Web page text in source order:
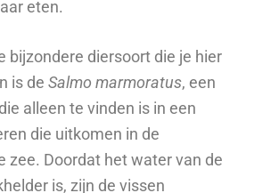
eten.
bijzondere diersoort die je hier
is deSalmo marmoratus, een
alleen te vinden is in een
die uitkomen in de
zee. Doordat het water van de
is, zijn de vissen